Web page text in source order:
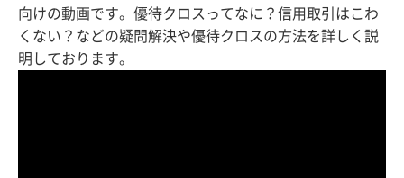
向けの動画です。優待クロスってなに？信用取引はこわ
くない？などの疑問解決や優待クロスの方法を詳しく説
明しております。